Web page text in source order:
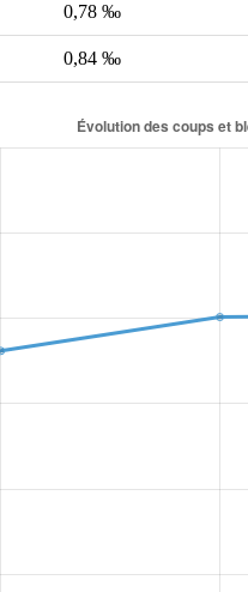
0,78 ‰
0,84 ‰